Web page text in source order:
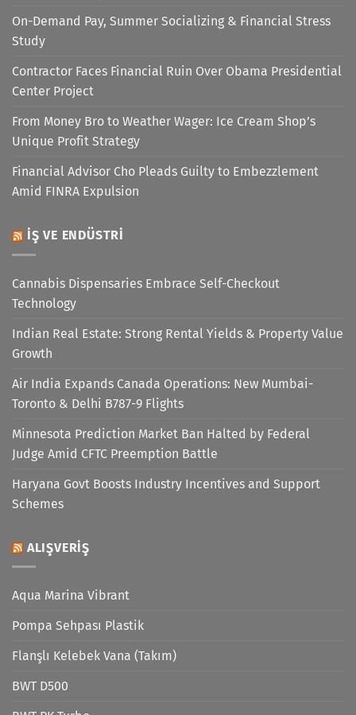
On-Demand Pay, Summer Socializing & Financial Stress
Study
Contractor Faces Financial Ruin Over Obama Presidential
Center Project
From Money Bro to Weather Wager: Ice Cream Shop’s
Unique Profit Strategy
Financial Advisor Cho Pleads Guilty to Embezzlement
Amid FINRA Expulsion
İŞ VE ENDÜSTRI
Cannabis Dispensaries Embrace Self-Checkout
Technology
Indian Real Estate: Strong Rental Yields & Property Value
Growth
Air India Expands Canada Operations: New Mumbai-
Toronto & Delhi B787-9 Flights
Minnesota Prediction Market Ban Halted by Federal
Judge Amid CFTC Preemption Battle
Haryana Govt Boosts Industry Incentives and Support
Schemes
ALIŞVERIŞ
Aqua Marina Vibrant
Pompa Sehpası Plastik
Flanşlı Kelebek Vana (Takım)
BWT D500